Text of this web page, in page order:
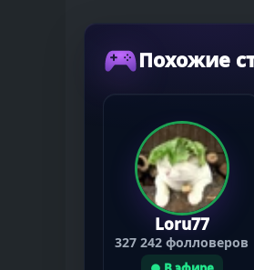
Похожие
Loru77
327 242 фолловеров